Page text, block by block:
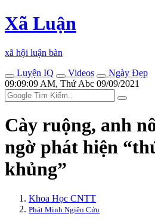
Xã Luận
xã hội luận bàn
Luyện IQ
Videos
Ngày Đẹp
09:09:09 AM, Thứ Abc 09/09/2021
Cày ruộng, anh
ngờ phát hiện
khủng”
Khoa Học CNTT
Phát Minh Ngiên Cứu